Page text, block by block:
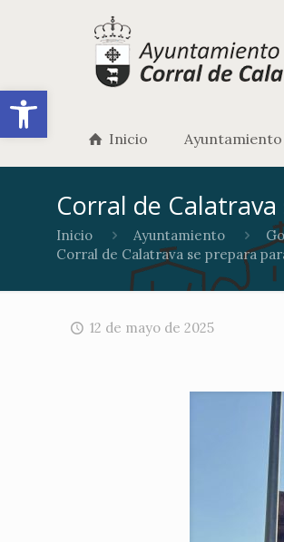
Abrir barra de
Inicio Ayuntamiento
Corral de
Inicio Ayuntamiento
Corral de Calatrava se prepara
12 de mayo de 2025